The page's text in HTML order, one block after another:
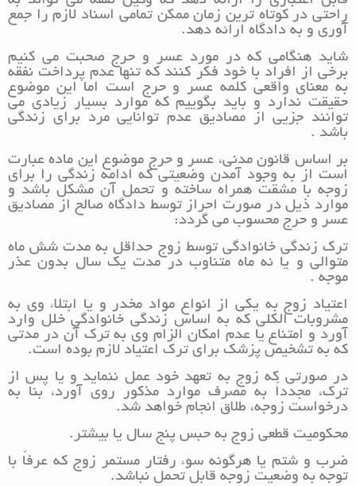
راحتی در کوتاه ترین زمان ممکن تمامی اسناد لازم را جمع
آوری و به دادگاه ارائه دهد.
شاید هنگامی که در مورد عسر و حرج صحبت می کنیم
برخی از افراد با خود فکر کنند که تنها عدم پرداخت نفقه
به معنای واقعی کلمه عسر و حرج است اما این موضوع
حقیقت ندارد و باید بگوییم که موارد بسیار زیادی می
توانند جزیی از مصادیق عدم توانایی مرد برای زندگی
باشد .
بر اساس قانون مدنی، عسر و حرج موضوع اين ماده عبارت
است از به وجود آمدن وضعيتي كه ادامه زندگي را براي
زوجه با مشقّت همراه ساخته و تحمل آن مشكل باشد و
موارد ذيل در صورت احراز توسط دادگاه صالح از مصاديق
عسر و حرج محسوب مي گردد:
ترك زندگي خانوادگي توسط زوج حداقل به مدت شش ماه
متوالي و يا نه ماه متناوب در مدت يك سال بدون عذر
موجه .
اعتياد زوج به يكي از انواع مواد مخدر و يا ابتلاء وي به
مشروبات الكلي كه به اساس زندگي خانوادگي خلل وارد
آورد و امتناع يا عدم امكان الزام وي به ترك آن در مدتي
كه به تشخيص پزشك براي ترك اعتياد لازم بوده است.
در صورتي كه زوج به تعهد خود عمل ننماید و يا پس از
ترك، مجدداً به مصرف موارد مذكور روي آورد، بنا به
درخواست زوجه، طلاق انجام خواهد شد.
محكوميت قطعي زوج به حبس پنج سال يا بيشتر.
ضرب و شتم يا هرگونه سوء رفتار مستمر زوج كه عرفاً با
توجه به وضعيت زوجه قابل تحمل نباشد.